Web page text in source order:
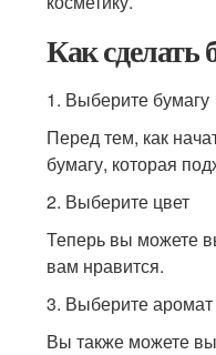
Как
1. Выберите бумагу
Перед тем, как
бумагу, которая
2. Выберите цвет
Теперь вы можете
вам нравится.
3. Выберите аромат
Вы также можете